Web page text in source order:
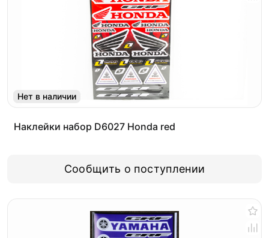
Нет в наличии
Наклейки набор D6027 Honda red
Сообщить о поступлении